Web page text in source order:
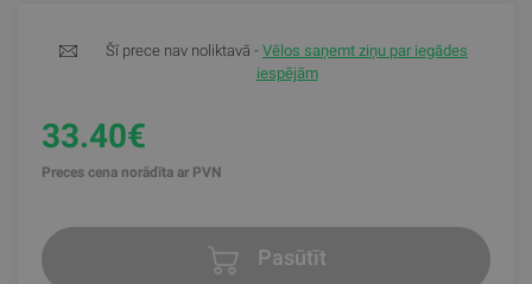
Šī prece nav noliktavā - Vēlos saņemt ziņu par iegādes
iespējām
33.40€
Preces cena norādīta ar PVN
Pasūtīt